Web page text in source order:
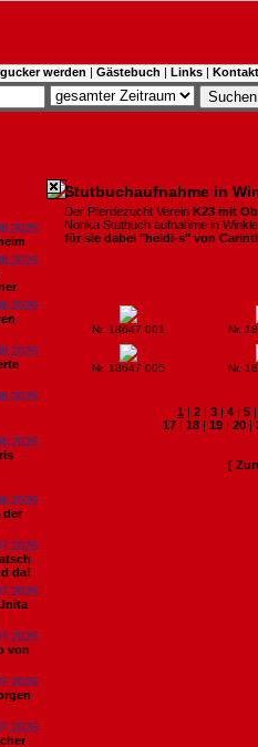
werden | Gästebuch | Links | Kontakt
der
da!
von
Stutbuchaufnahme in
Der Pferdezucht Verein K23 mit
Norika Stutbuch aufnahme in
für sie dabei "heidi-s" von
Nr. 18647 001 Nr.
Nr. 18647 005 Nr.
1 | 2 | 3 | 4 | 5 |
17 | 18 | 19 | 20 |
[